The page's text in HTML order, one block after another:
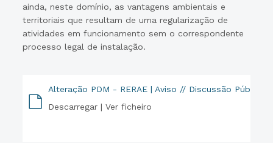
ainda, neste domínio, as vantagens ambientais e
territoriais que resultam de uma regularização de
atividades em funcionamento sem o correspondente
processo legal de instalação.
Alteração PDM - RERAE | Aviso // Discussão Pública
Descarregar |Ver ficheiro